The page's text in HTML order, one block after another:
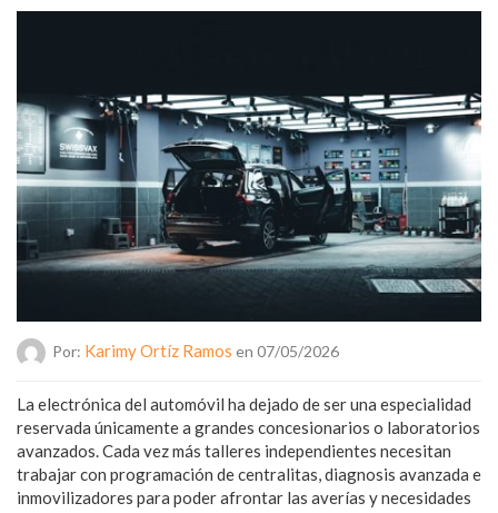
Por: Karimy Ortíz Ramos en 07/05/2026
La electrónica del automóvil ha dejado de ser una especialidad
reservada únicamente a grandes concesionarios o laboratorios
avanzados. Cada vez más talleres independientes necesitan
trabajar con programación de centralitas, diagnosis avanzada e
inmovilizadores para poder afrontar las averías y necesidades